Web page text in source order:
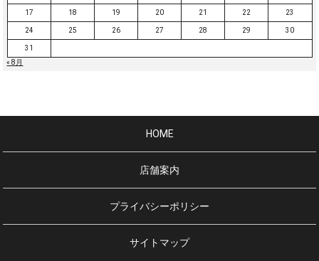
17 18 19 20 21 22 23
24 25 26 27 28 29 30
31
« 8月
HOME
店舗案内
プライバシーポリシー
サイトマップ